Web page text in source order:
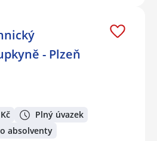
- Plzeň
Plný úvazek
absolventy